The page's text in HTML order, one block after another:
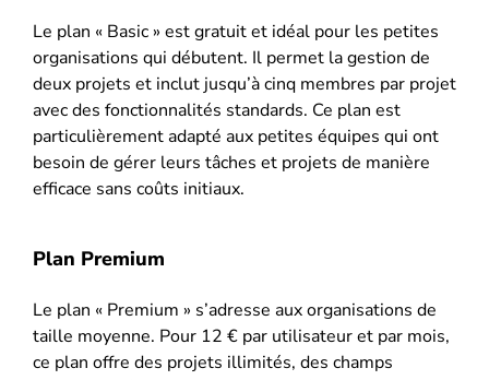
Le plan « Basic » est gratuit et idéal pour les petites
organisations qui débutent. Il permet la gestion de
deux projets et inclut jusqu’à cinq membres par projet
avec des fonctionnalités standards. Ce plan est
particulièrement adapté aux petites équipes qui ont
besoin de gérer leurs tâches et projets de manière
efficace sans coûts initiaux.
Plan Premium
Le plan « Premium » s’adresse aux organisations de
taille moyenne. Pour 12 € par utilisateur et par mois,
ce plan offre des projets illimités, des champs